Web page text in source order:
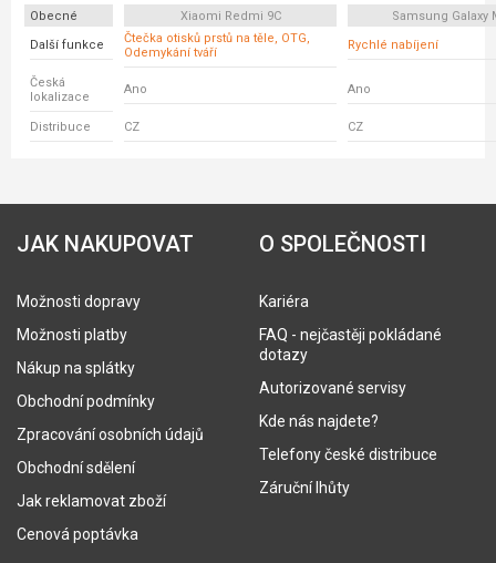
Obecné Xiaomi Redmi 9C
Samsung Galaxy
Další funkce
Čtečka otisků prstů na těle, OTG,
Odemykání tváří
Rychlé nabíjení
Česká
lokalizace
Ano Ano
Distribuce CZ CZ
JAK NAKUPOVAT
Možnosti dopravy
Možnosti platby
Nákup na splátky
Obchodní podmínky
Zpracování osobních údajů
Obchodní sdělení
Jak reklamovat zboží
Cenová poptávka
O SPOLEČNOSTI
Kariéra
FAQ - nejčastěji pokládané
dotazy
Autorizované servisy
Kde nás najdete?
Telefony české distribuce
Záruční lhůty